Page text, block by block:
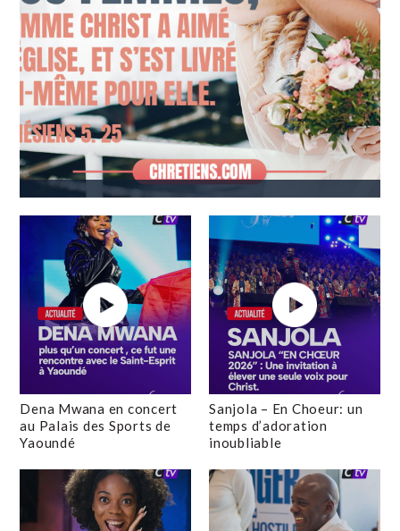
Dena Mwana en concert
au Palais des Sports de
Yaoundé
Sanjola – En Choeur: un
temps d’adoration
inoubliable